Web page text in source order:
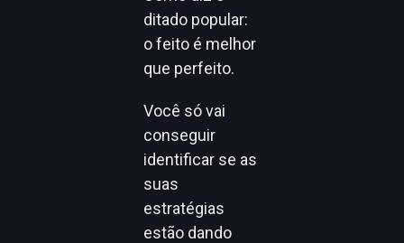
ditado popular:
o feito é melhor
que perfeito.
Você só vai
conseguir
identificar se as
suas
estratégias
estão dando